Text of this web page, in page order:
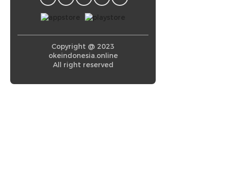
Copyright @ 2023
okeindonesia.online
All right reserved